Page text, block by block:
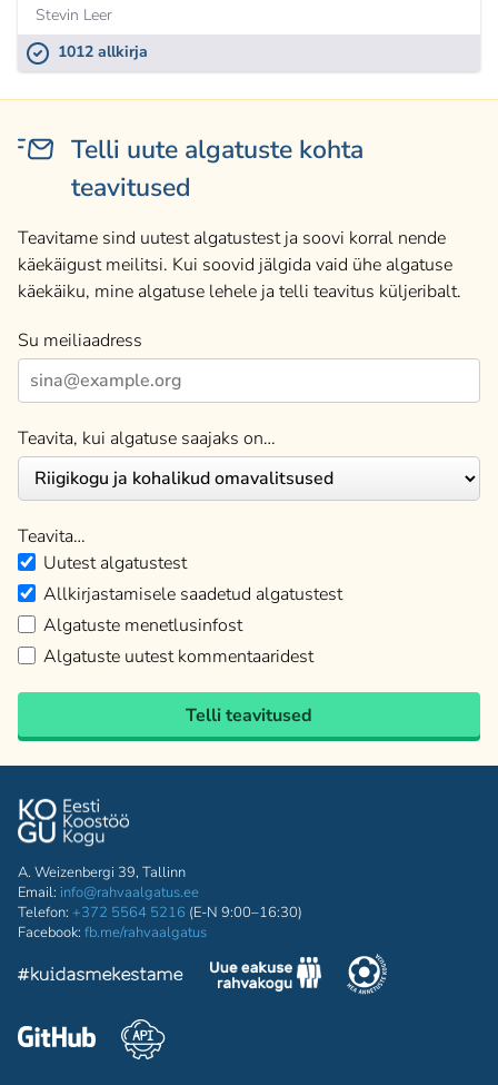
Stevin Leer
1012 allkirja
Telli uute algatuste kohta
teavitused
Teavitame sind uutest algatustest ja soovi korral nende
käekäigust meilitsi. Kui soovid jälgida vaid ühe algatuse
käekäiku, mine algatuse lehele ja telli teavitus küljeribalt.
Su meiliaadress
Teavita, kui algatuse saajaks on…
Teavita…
Uutest algatustest
Allkirjastamisele saadetud algatustest
Algatuste menetlusinfost
Algatuste uutest kommentaaridest
Telli teavitused
A. Weizenbergi 39, Tallinn
Email: info@rahvaalgatus.ee
Telefon: +372 5564 5216 (E-N 9:00–16:30)
Facebook: fb.me/rahvaalgatus